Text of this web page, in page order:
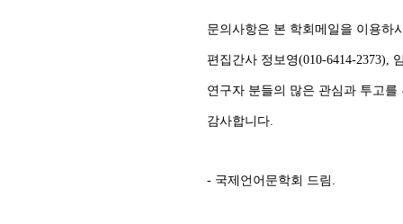
문의사항은 본 학회메일을 이용하
편집간사 정보영(010-6414-2373),
연구자 분들의 많은 관심과 투고를
감사합니다.
- 국제언어문학회 드림.